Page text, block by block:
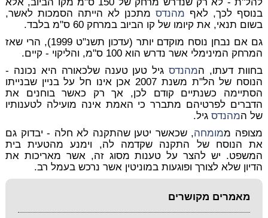
בנוסף לכך, לאף מהנדסמתכנן לא הייתה הסמכות לאשר,
בשום תנאי, את קיומו של קו הביוב במרחק 60 ס"מ בלבד.
גם אם נבחן נוסח מוקדם יותר (עדכון תשנ"ט 1999), הרי שאז
המרחק המינימלי אשר נדרש הוא 100 ס"מ, והליקוי - קיים.
בחוות דעתו, המהנדסגיל טען טענה שלכאורה היא נכונה -
הנוסח של הל"ת משנת 2007 אכן אינו חל על בניין שבנייתו
הסתיימה כשנתיים קודם לכן, אך רק כאשר בוחנים את
הדברים לפרטיהם מתברר כי האמת אינה מועילה לטענותיו
של המהנדסגיל.
מצופה ממומחה, שכאשר יטען שהתקנה לא חלה - יבדוק גם
את הנוסח של התקנה שקדמה לה, וימנע מהטעית בית
המשפט. יש להצר על טענות מסוג זה, אשר מאריכות את
הדיון שלא לצורך ופוגעות במוניטין אשר נרכש בעמל רב.
מאמרים מקושרים